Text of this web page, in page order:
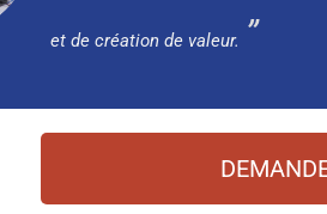
et de création de valeur.